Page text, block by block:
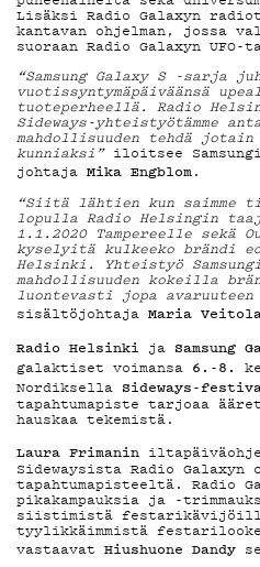
G
KIRJAUDU SISÄÄN
Lisäksi Radio Galaxyn
kantavan ohjelman, jossa
suoraan Radio Galaxyn
“Samsung Galaxy S -sarja
vuotissyntymäpäiväänsä
tuoteperheellä. Radio
Sideways-yhteistyötämme
mahdollisuuden tehdä
kunniaksi” iloitsee
johtaja Mika Engblom.
“Siitä lähtien kun saimme
lopulla Radio Helsingin
1.1.2020 Tampereelle sekä
kyselyitä kulkeeko brändi
Helsinki. Yhteistyö
mahdollisuuden kokeilla
luontevasti jopa
sisältöjohtaja Maria
Radio Helsinki ja Samsung
galaktiset voimansa 6.-8.
Nordiksella Sideways-
tapahtumapiste tarjoaa
hauskaa tekemistä.
Laura Frimanin
Sidewaysista Radio Galaxyn
tapahtumapisteeltä. Radio
pikakampauksia ja -
siistimistä
tyylikkäimmistä
vastaavat Hiushuone Dandy